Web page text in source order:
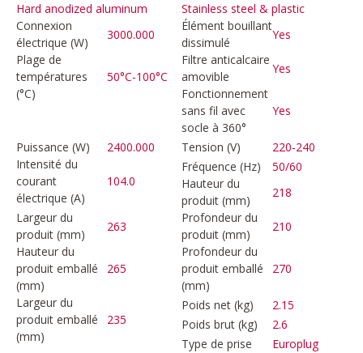
Hard anodized aluminum
Stainless steel & plastic
Connexion
électrique (W)
3000.000
Élément bouillant
dissimulé
Yes
Plage de
températures
(°C)
50°C-100°C
Filtre anticalcaire
amovible
Yes
Fonctionnement
sans fil avec
socle à 360°
Yes
Puissance (W) 2400.000 Tension (V)
220-240
Intensité du
courant
électrique (A)
104.0
Fréquence (Hz)
50/60
Hauteur du
produit (mm)
218
Largeur du
produit (mm)
263
Profondeur du
produit (mm)
210
Hauteur du
produit emballé
(mm)
265
Profondeur du
produit emballé
(mm)
270
Largeur du
produit emballé
(mm)
235
Poids net (kg)
2.15
Poids brut (kg)
2.6
Type de prise
Europlug